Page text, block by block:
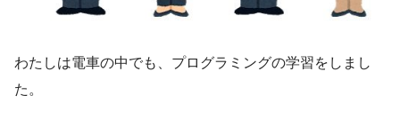
わたしは電車の中でも、プログラミングの学習をしまし
た。